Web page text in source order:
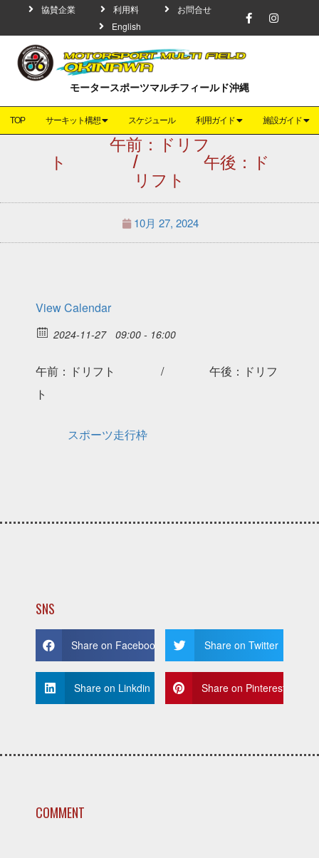
協賛企業 利用料
お問合せ
English
モータースポーツマルチフィールド沖縄
TOP サーキット構想 スケジュール 利用ガイド 施設ガイド
午前：ドリフ
ト / 午後：ド
リフト
10月 27, 2024
View Calendar
2024-11-27 09:00 - 16:00
午前：ドリフト / 午後：ドリフ
ト
スポーツ走行枠
SNS
Share on Facebook Share on Twitter
Share on Linkdin Share on Pinterest
COMMENT